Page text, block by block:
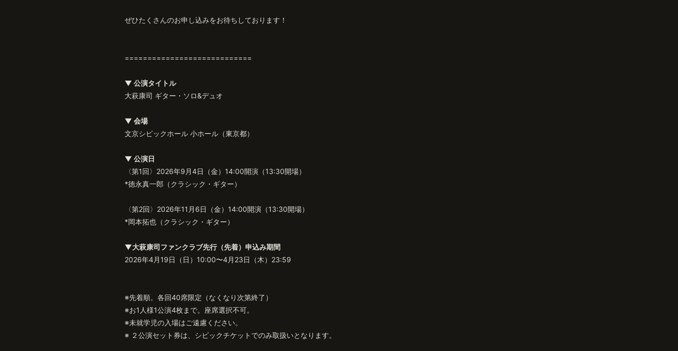
ぜひたくさんのお申し込みをお待ちしております！
============================
▼ 公演タイトル
大萩康司 ギター・ソロ&デュオ
▼ 会場
文京シビックホール 小ホール（東京都）
▼ 公演日
〈第1回〉2026年9月4日（金）14:00開演（13:30開場）
*徳永真一郎（クラシック・ギター）
〈第2回〉2026年11月6日（金）14:00開演（13:30開場）
*岡本拓也（クラシック・ギター）
▼大萩康司ファンクラブ先行（先着） 申込み期間
2026年4月19日（日）10:00〜4月23日（木）23:59
※先着順。各回40席限定（なくなり次第終了）
※お1人様1公演4枚まで。座席選択不可。
※未就学児の入場はご遠慮ください。
※ ２公演セット券は、シビックチケットでのみ取扱いとなります。